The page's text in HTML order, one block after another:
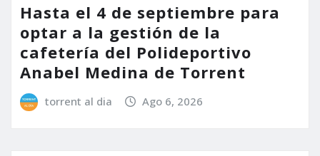
Hasta el 4 de septiembre para
optar a la gestión de la
cafetería del Polideportivo
Anabel Medina de Torrent
torrent al dia Ago 6, 2026